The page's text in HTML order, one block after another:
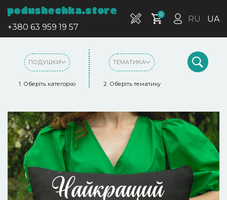
podushechka.store
+380 63 959 19 57
0 RU UA
ПОДУШКИ
1. Оберіть категорію
ТЕМАТИКА
2. Оберіть тематику